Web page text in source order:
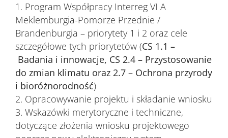
Program Współpracy Interreg VI A
Meklemburgia-Pomorze Przednie /
Brandenburgia – priorytety 1 i 2 oraz cele
szczegółowe tych priorytetów (CS 1.1 –
Badania i innowacje, CS 2.4 – Przystosowanie
do zmian klimatu oraz 2.7 – Ochrona przyrody
i bioróżnorodność)
Opracowywanie projektu i składanie wniosku
Wskazówki merytoryczne i techniczne,
dotyczące złożenia wniosku projektowego